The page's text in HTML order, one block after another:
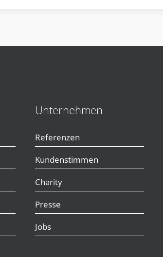
Unternehmen
Referenzen
Kundenstimmen
Charity
Presse
Jobs